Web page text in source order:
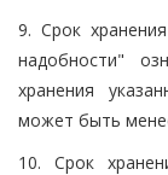
9. Срок
надобности"
хранения
может быть
10. Срок